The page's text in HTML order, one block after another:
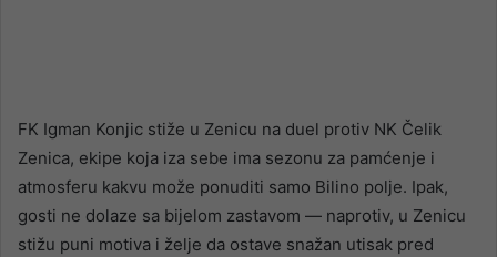
FK Igman Konjic stiže u Zenicu na duel protiv NK Čelik
Zenica, ekipe koja iza sebe ima sezonu za pamćenje i
atmosferu kakvu može ponuditi samo Bilino polje. Ipak,
gosti ne dolaze sa bijelom zastavom — naprotiv, u Zenicu
stižu puni motiva i želje da ostave snažan utisak pred